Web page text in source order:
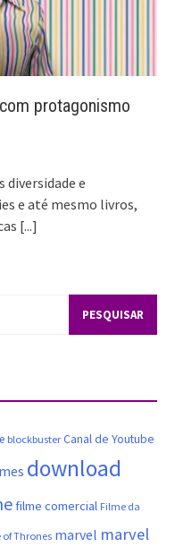
protagonismo
diversidade e
e até mesmo livros,
[...]
blockbuster Canal de Youtube
download
filme comercial Filme da
of Thrones marvel marvel